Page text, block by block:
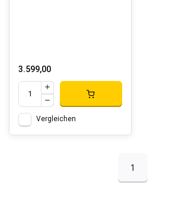
3.599,00
Vergleichen
1